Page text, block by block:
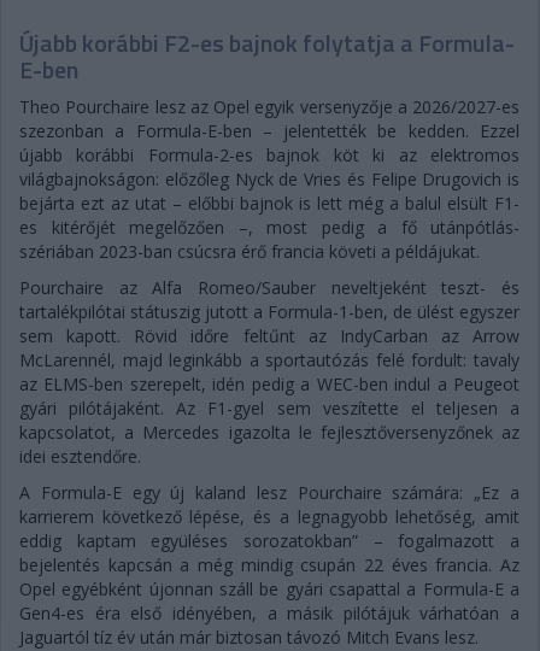
Újabb korábbi F2-es bajnok folytatja a Formula-
E-ben
Theo Pourchaire lesz az Opel egyik versenyzője a 2026/2027-es
szezonban a Formula-E-ben – jelentették be kedden. Ezzel
újabb korábbi Formula-2-es bajnok köt ki az elektromos
világbajnokságon: előzőleg Nyck de Vries és Felipe Drugovich is
bejárta ezt az utat – előbbi bajnok is lett még a balul elsült F1-
es kitérőjét megelőzően –, most pedig a fő utánpótlás-
szériában 2023-ban csúcsra érő francia követi a példájukat.
Pourchaire az Alfa Romeo/Sauber neveltjeként teszt- és
tartalékpilótai státuszig jutott a Formula-1-ben, de ülést egyszer
sem kapott. Rövid időre feltűnt az IndyCarban az Arrow
McLarennél, majd leginkább a sportautózás felé fordult: tavaly
az ELMS-ben szerepelt, idén pedig a WEC-ben indul a Peugeot
gyári pilótájaként. Az F1-gyel sem veszítette el teljesen a
kapcsolatot, a Mercedes igazolta le fejlesztőversenyzőnek az
idei esztendőre.
A Formula-E egy új kaland lesz Pourchaire számára: „Ez a
karrierem következő lépése, és a legnagyobb lehetőség, amit
eddig kaptam együléses sorozatokban” – fogalmazott a
bejelentés kapcsán a még mindig csupán 22 éves francia. Az
Opel egyébként újonnan száll be gyári csapattal a Formula-E a
Gen4-es éra első idényében, a másik pilótájuk várhatóan a
Jaguartól tíz év után már biztosan távozó Mitch Evans lesz.